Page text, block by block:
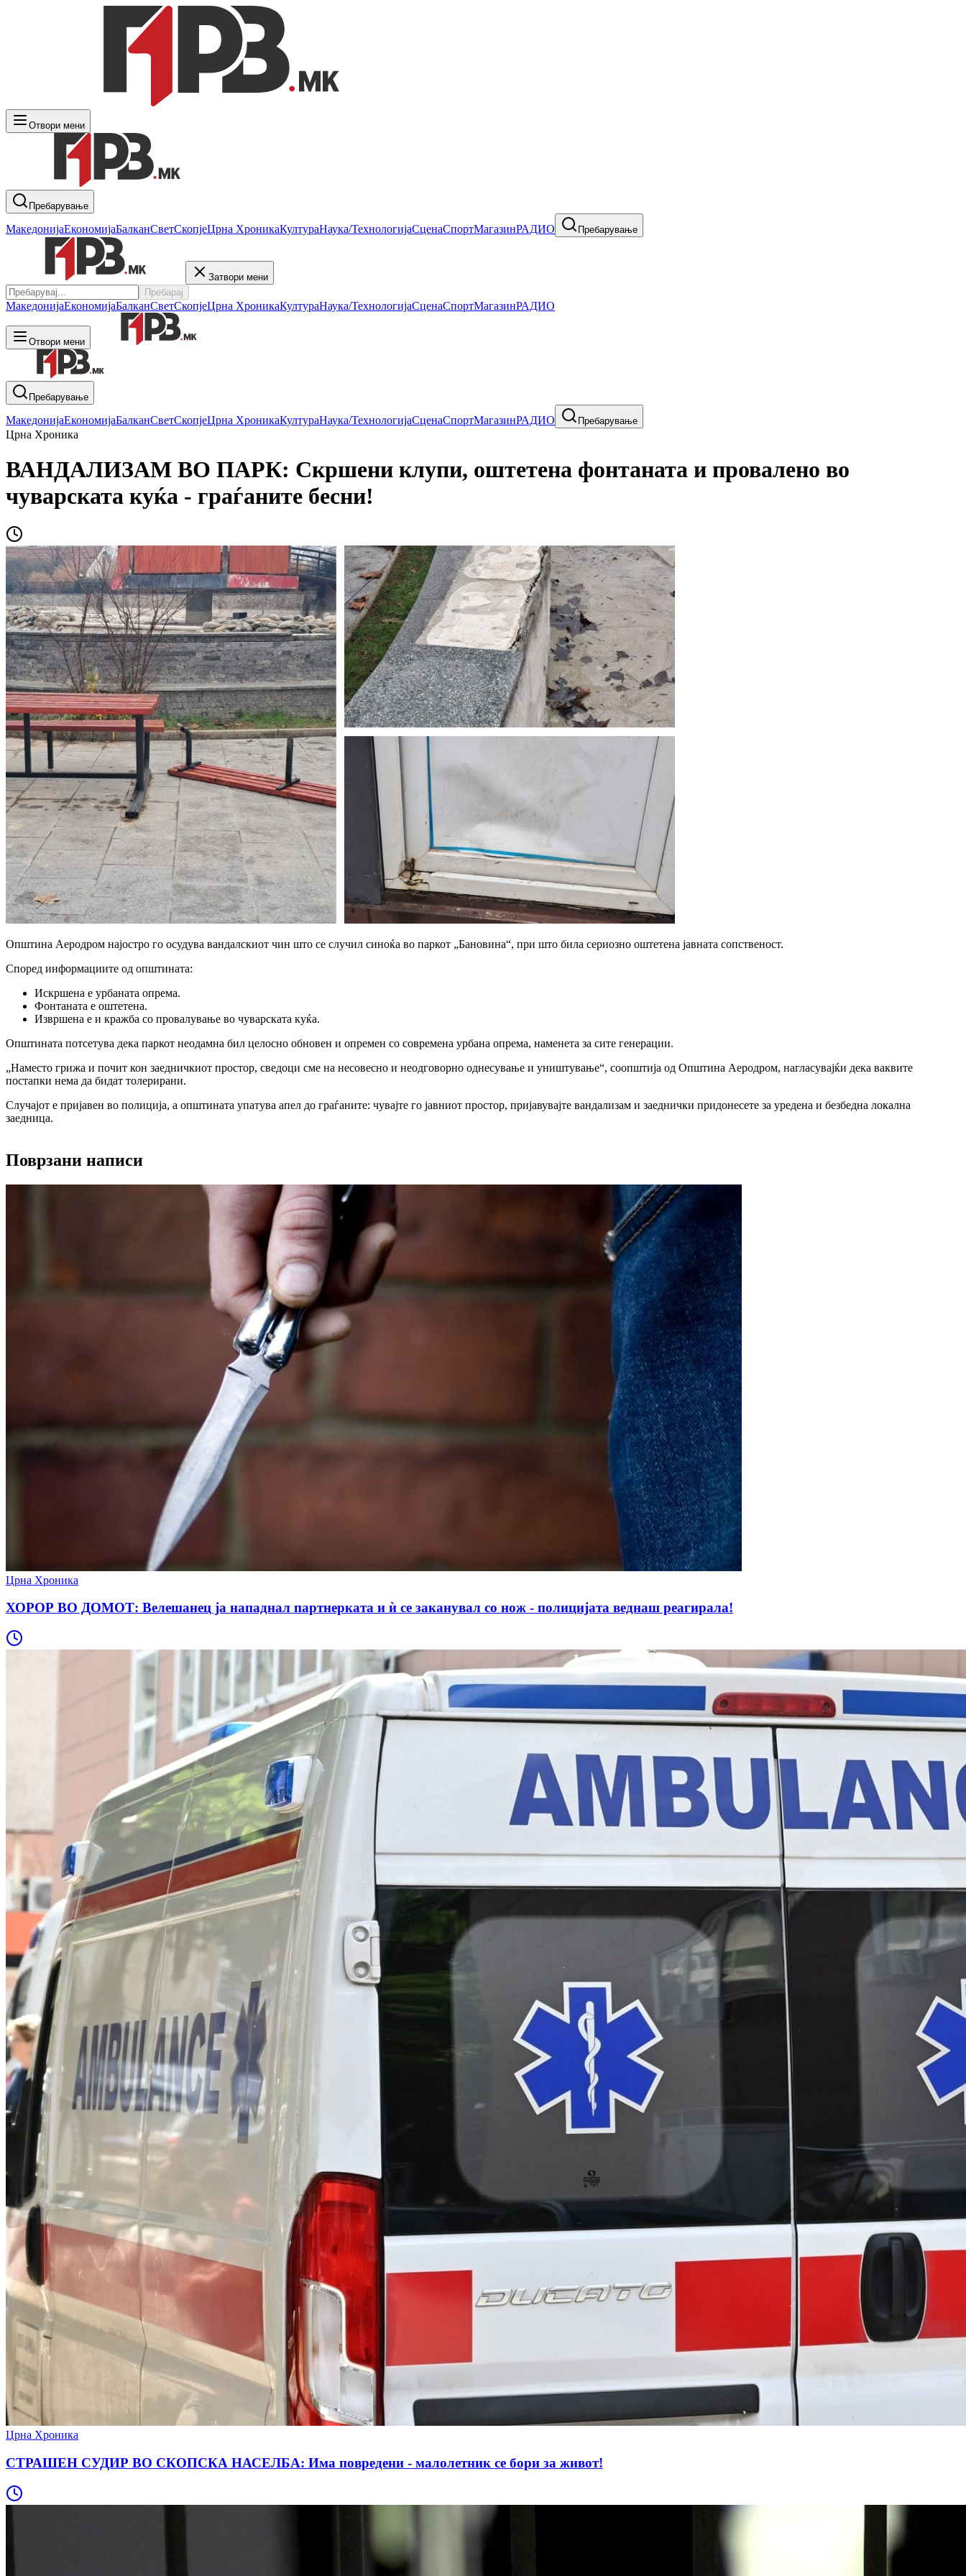
Отвори мени
Пребарување
МакедонијаЕкономијаБалканСветСкопјеЦрна ХроникаКултураНаука/ТехнологијаСценаСпортМагазинРАДИО Пребарување
Затвори мени
Пребарај
МакедонијаЕкономијаБалканСветСкопјеЦрна ХроникаКултураНаука/ТехнологијаСценаСпортМагазинРАДИО
Отвори мени
Пребарување
МакедонијаЕкономијаБалканСветСкопјеЦрна ХроникаКултураНаука/ТехнологијаСценаСпортМагазинРАДИО Пребарување
Црна Хроника
ВАНДАЛИЗАМ ВО ПАРК: Скршени клупи, оштетена фонтаната и провалено во
чуварската куќа - граѓаните бесни!
Општина Аеродром најостро го осудува вандалскиот чин што се случил синоќа во паркот „Бановина“, при што била сериозно оштетена јавната сопственост.
Според информациите од општината:
Искршена е урбаната опрема.
Фонтаната е оштетена.
Извршена е и кражба со провалување во чуварската куќа.
Општината потсетува дека паркот неодамна бил целосно обновен и опремен со современа урбана опрема, наменета за сите генерации.
„Наместо грижа и почит кон заедничкиот простор, сведоци сме на несовесно и неодговорно однесување и уништување“, соопштија од Општина Аеродром, нагласувајќи дека ваквите
постапки нема да бидат толерирани.
Случајот е пријавен во полиција, а општината упатува апел до граѓаните: чувајте го јавниот простор, пријавувајте вандализам и заеднички придонесете за уредена и безбедна локална
заедница.
Поврзани написи
Црна Хроника
ХОРОР ВО ДОМОТ: Велешанец ја нападнал партнерката и ѝ се заканувал со нож - полицијата веднаш реагирала!
Црна Хроника
СТРАШЕН СУДИР ВО СКОПСКА НАСЕЛБА: Има повредени - малолетник се бори за живот!